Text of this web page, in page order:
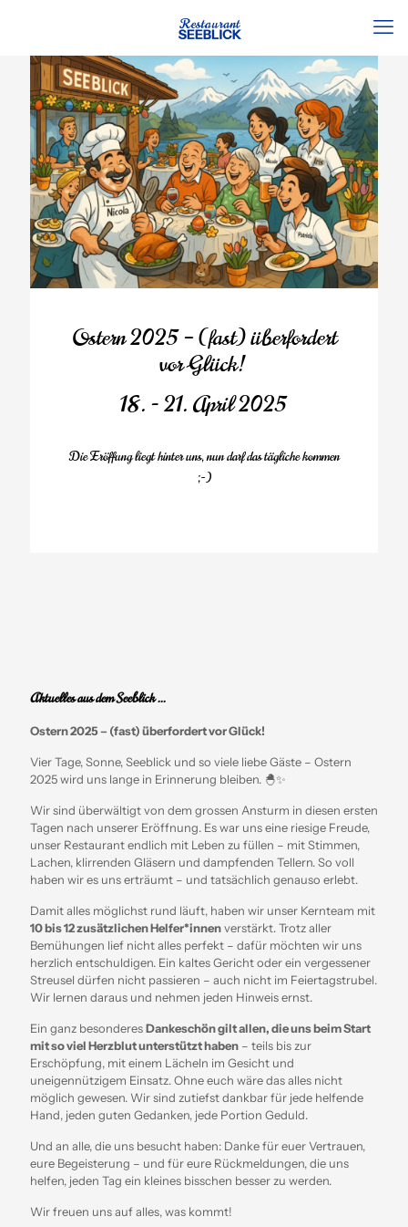
Ostern 2025 – (fast) überfordert
vor Glück!
18. - 21. April 2025
Die Eröffung liegt hinter uns, nun darf das tägliche kommen
;-)
Aktuelles aus dem Seeblick ...
Ostern 2025 – (fast) überfordert vor Glück!
Vier Tage, Sonne, Seeblick und so viele liebe Gäste – Ostern
2025 wird uns lange in Erinnerung bleiben. 🐣✨
Wir sind überwältigt von dem grossen Ansturm in diesen ersten
Tagen nach unserer Eröffnung. Es war uns eine riesige Freude,
unser Restaurant endlich mit Leben zu füllen – mit Stimmen,
Lachen, klirrenden Gläsern und dampfenden Tellern. So voll
haben wir es uns erträumt – und tatsächlich genauso erlebt.
Damit alles möglichst rund läuft, haben wir unser Kernteam mit
10 bis 12 zusätzlichen Helfer*innenverstärkt. Trotz aller
Bemühungen lief nicht alles perfekt – dafür möchten wir uns
herzlich entschuldigen. Ein kaltes Gericht oder ein vergessener
Streusel dürfen nicht passieren – auch nicht im Feiertagstrubel.
Wir lernen daraus und nehmen jeden Hinweis ernst.
Ein ganz besonderesDankeschön gilt allen, die uns beim Start
mit so viel Herzblut unterstützt haben – teils bis zur
Erschöpfung, mit einem Lächeln im Gesicht und
uneigennützigem Einsatz. Ohne euch wäre das alles nicht
möglich gewesen. Wir sind zutiefst dankbar für jede helfende
Hand, jeden guten Gedanken, jede Portion Geduld.
Und an alle, die uns besucht haben: Danke für euer Vertrauen,
eure Begeisterung – und für eure Rückmeldungen, die uns
helfen, jeden Tag ein kleines bisschen besser zu werden.
Wir freuen uns auf alles, was kommt!